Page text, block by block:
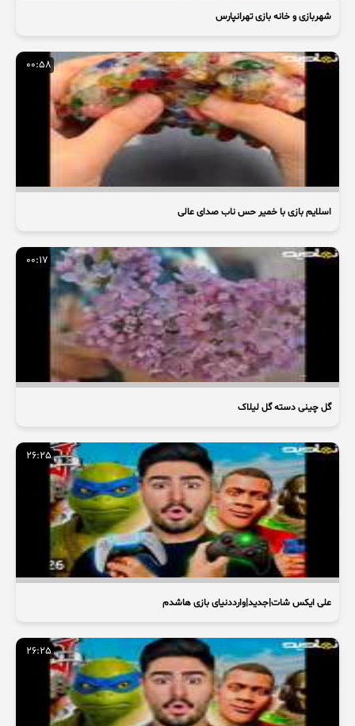
شهربازی و خانه بازی تهرانپارس
00:58
اسلایم بازی با خمیر حس ناب صدای عالی
00:17
گل چینی دسته گل لیلاک
26:25
علی ایکس شات|جدید|وارددنیای بازی هاشدم
26:25